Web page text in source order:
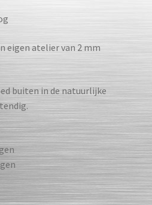
eigen atelier van 2 mm
buiten in de natuurlijke